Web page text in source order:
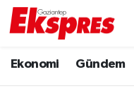
Ekonomi Gündem
Ekonomi
Trafik Durumu